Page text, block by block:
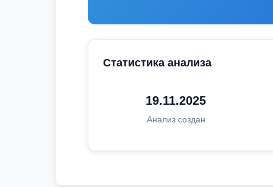
Статистика анализа
19.11.2025
Анализ создан